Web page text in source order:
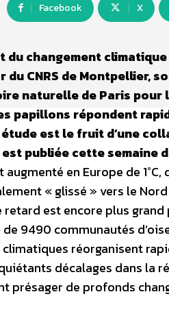
Facebook X
du changement
du CNRS de Montpellier,
naturelle de Paris
papillons répondent
est le fruit d’une
publiée cette semaine
en Europe de
« glissé » vers le
est encore plus grand
de 9490 communautés
climatiques réorganisent
décalages dans la
présager de profonds